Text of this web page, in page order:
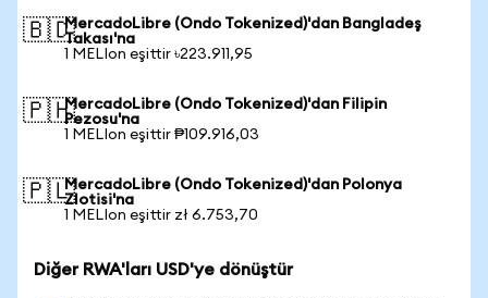
🇧🇩MercadoLibre (Ondo Tokenized)'dan Bangladeş
Takası'na
1 MELIon eşittir ৳223.911,95
🇵🇭MercadoLibre (Ondo Tokenized)'dan Filipin
Pezosu'na
1 MELIon eşittir ₱109.916,03
🇵🇱MercadoLibre (Ondo Tokenized)'dan Polonya
Zlotisi'na
1 MELIon eşittir zł 6.753,70
Diğer RWA'ları USD'ye dönüştür